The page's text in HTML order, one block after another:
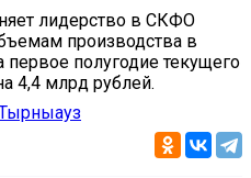
лидерство в СКФО
производства в
полугодие текущего
4,4 млрд рублей.